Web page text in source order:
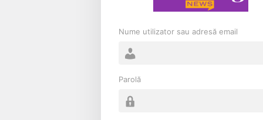
Nume utilizator sau adresă email
Parolă